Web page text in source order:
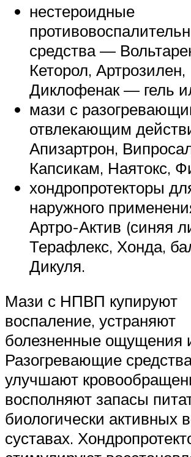
нестероидные
средства —
Кеторол, Артрозилен,
Диклофенак — гель
мази с
отвлекающим
Апизартрон,
Капсикам, Наятокс,
хондропротекторы
наружного
Артро-Актив (синяя
Терафлекс, Хонда,
Дикуля.
Мази с НПВП купируют
воспаление, устраняют
болезненные ощущения
Разогревающие
улучшают
восполняют запасы
биологически активных
суставах.